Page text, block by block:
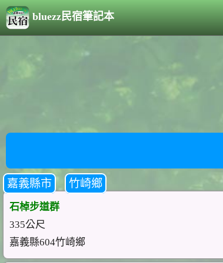
bluezz民宿筆記本
嘉義縣市 竹崎鄉
石棹步道群
335公尺
嘉義縣604竹崎鄉